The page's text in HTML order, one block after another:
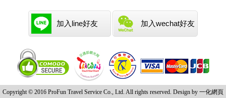
加入line好友 加入wechat好友
Copyright © 2016 ProFun Travel Service Co., Ltd. All rights reserved. Design by 一化網頁